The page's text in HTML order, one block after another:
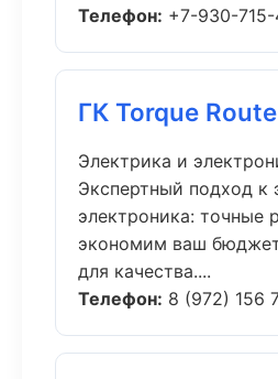
Телефон: +7-930-
ГК Torque Route
Электрика и
Экспертный подход к
электроника: точные
экономим ваш
для качества....
Телефон: 8 (972) 156